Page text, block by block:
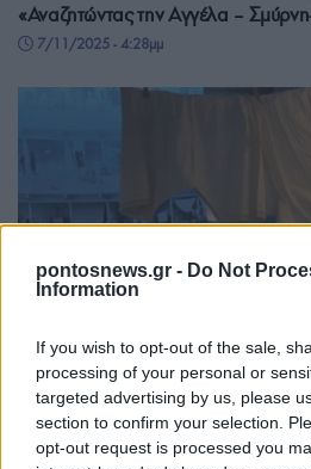
pontosnews.gr - Do Not
Information
If you wish to opt-out of the sale,
processing of your personal or
targeted advertising by us, please
section to confirm your selection.
opt-out request is processed you
«Αναζητώντας την Αγγέλα –
7/11/2025 - 4:28μμ
ΠΟΛΙΤΙΚΑ - ΜΙΚΡΑΣΙΑΤΙΚΑ